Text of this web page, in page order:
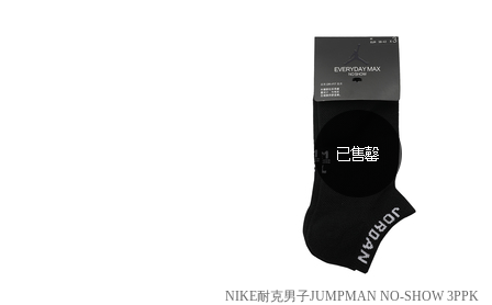
NIKE耐克男子JUMPMAN NO-SHOW 3PPK